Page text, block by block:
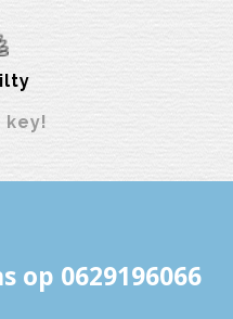
op 0629196066